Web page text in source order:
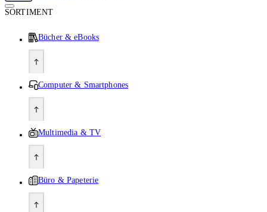
SORTIMENT
Bücher & eBooks
Computer & Smartphones
Multimedia & TV
Büro & Papeterie